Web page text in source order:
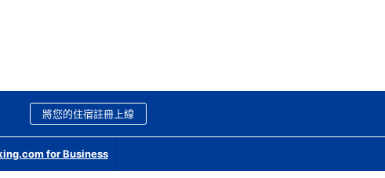
將您的住宿註冊上線
for Business